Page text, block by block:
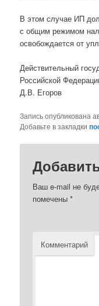
В этом случае ИП
с общим режимом
освобождается от
Действительный
Российской
Д.В. Егоров
Запись опубликована
Добавьте в закладки
Ваш e-mail не
помечены*
Комментарий